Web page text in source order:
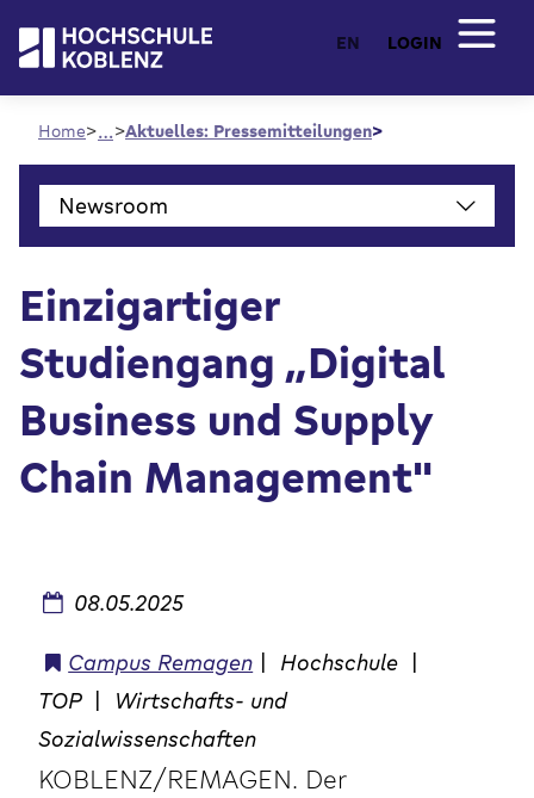
EN LOGIN
Home … Aktuelles: Pressemitteilungen
Newsroom
Einzigartiger
Studiengang „Digital
Business und Supply
Chain Management"
08.05.2025
Campus Remagen | Hochschule |
TOP |
Wirtschafts- und
Sozialwissenschaften
KOBLENZ/REMAGEN. Der